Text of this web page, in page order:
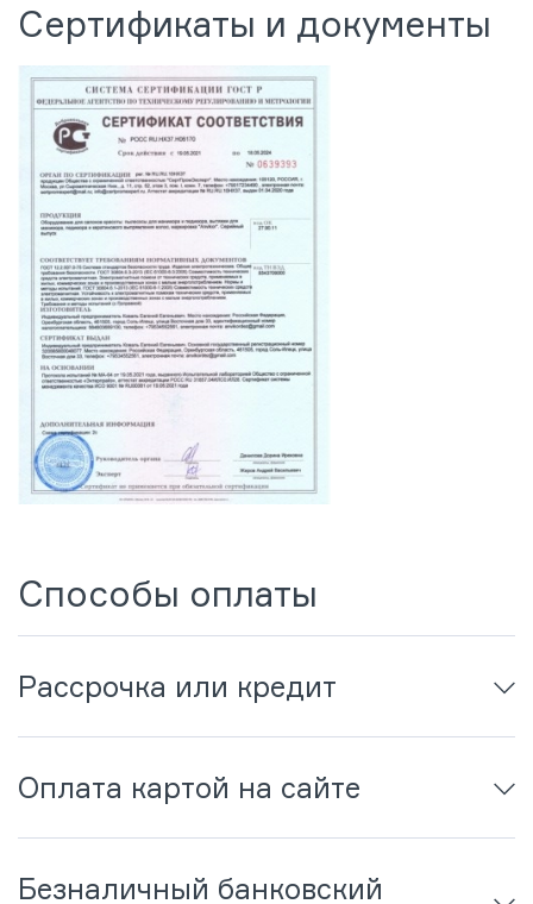
Сертификаты и документы
Способы оплаты
Рассрочка или кредит
Оплата картой на сайте
Безналичный банковский